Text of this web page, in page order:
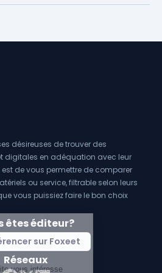
désireuses de trouver des
digitales en adéquation avec leur
est de vous permettre de comparer
ou service, filtrable selon leurs
vous puissiez faire le bon choix
êtes éditeur?
sur Foxeet
Réseaux